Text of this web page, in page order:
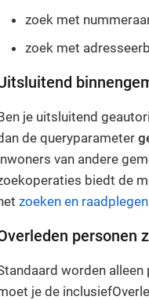
zoek met
zoek met
je uitsluitend
de queryparameter
van andere
biedt de
zoeken en
personen
worden alleen
je de